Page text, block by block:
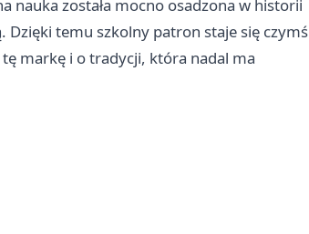
nauka została mocno osadzona w historii
Dzięki temu szkolny patron staje się czymś
markę i o tradycji, która nadal ma